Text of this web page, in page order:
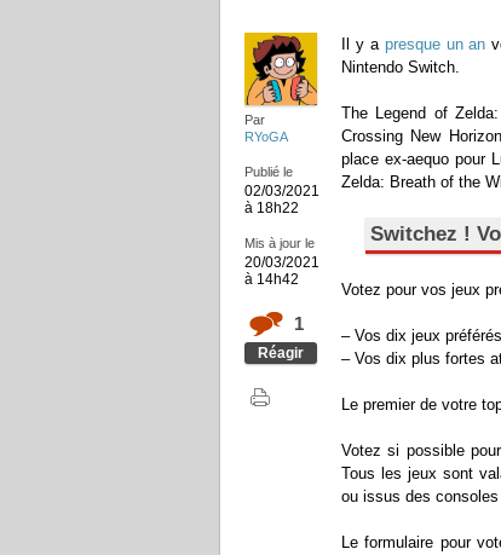
Par
RYoGA
Publié le
02/03/2021
à 18h22
Mis à jour le
20/03/2021
à 14h42
1
Réagir
Il y a presque un an
Nintendo Switch.
The Legend of
Crossing New
place ex-aequo pour
Zelda: Breath of the
Switchez !
Votez pour vos jeux
– Vos dix jeux
– Vos dix plus fortes
Le premier de votre
Votez si possible
Tous les jeux sont
ou issus des
Le formulaire pour